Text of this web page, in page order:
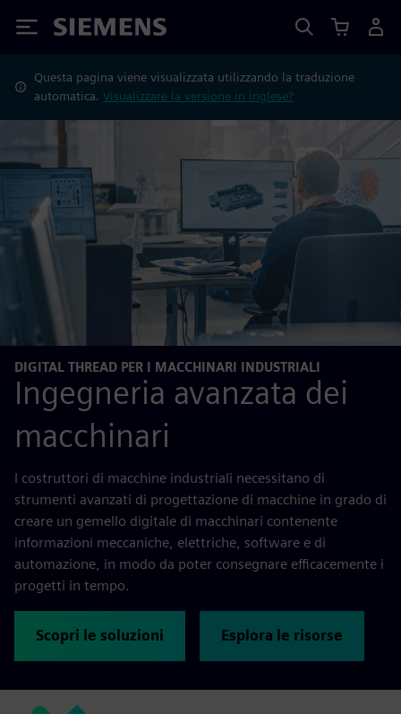
Siemens
Questa pagina viene visualizzata utilizzando la traduzione
automatica.Visualizzare la versione in inglese?
DIGITAL THREAD PER I MACCHINARI INDUSTRIALI
Ingegneria avanzata dei
macchinari
I costruttori di macchine industriali necessitano di
strumenti avanzati di progettazione di macchine in grado di
creare un gemello digitale di macchinari contenente
informazioni meccaniche, elettriche, software e di
automazione, in modo da poter consegnare efficacemente i
progetti in tempo.
Scopri le soluzioni Esplora le risorse